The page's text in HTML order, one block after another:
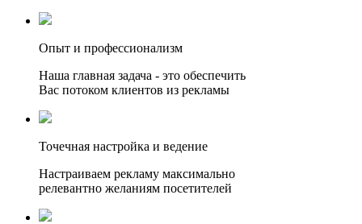
Опыт и профессионализм
Наша главная задача - это обеспечить
Вас потоком клиентов из рекламы
Точечная настройка и ведение
Настраиваем рекламу максимально
релевантно желаниям посетителей